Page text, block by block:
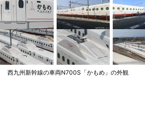
西九州新幹線の車両N700S「かもめ」の外観